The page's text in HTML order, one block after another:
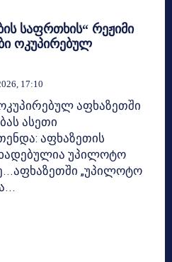
საფრთხის“ რეჟიმი
ოკუპირებულ
17:10
აფხაზეთში
ასეთი
აფხაზეთის
უპილოტო
„უპილოტო